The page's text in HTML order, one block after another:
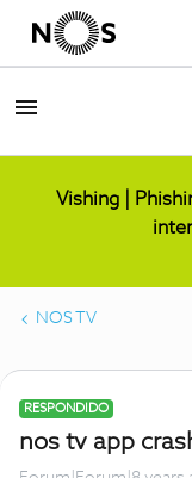
Vishing |
NOS TV
RESPONDIDO
nos tv app